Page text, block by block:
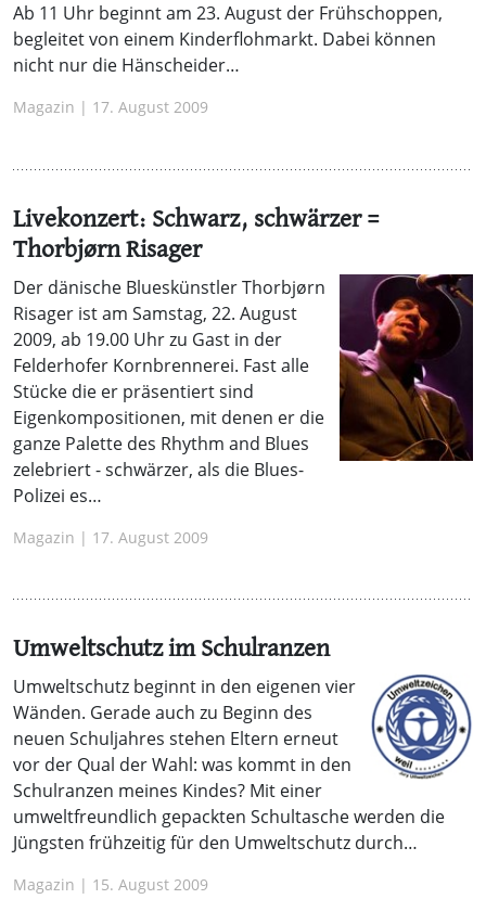
Ab 11 Uhr beginnt am 23. August der Frühschoppen,
begleitet von einem Kinderflohmarkt. Dabei können
nicht nur die Hänscheider…
Magazin | 17. August 2009
Livekonzert: Schwarz, schwärzer =
Thorbjørn Risager
Der dänische Blueskünstler Thorbjørn
Risager ist am Samstag, 22. August
2009, ab 19.00 Uhr zu Gast in der
Felderhofer Kornbrennerei. Fast alle
Stücke die er präsentiert sind
Eigenkompositionen, mit denen er die
ganze Palette des Rhythm and Blues
zelebriert - schwärzer, als die Blues-
Polizei es…
Magazin | 17. August 2009
Umweltschutz im Schulranzen
Umweltschutz beginnt in den eigenen vier
Wänden. Gerade auch zu Beginn des
neuen Schuljahres stehen Eltern erneut
vor der Qual der Wahl: was kommt in den
Schulranzen meines Kindes? Mit einer
umweltfreundlich gepackten Schultasche werden die
Jüngsten frühzeitig für den Umweltschutz durch…
Magazin | 15. August 2009